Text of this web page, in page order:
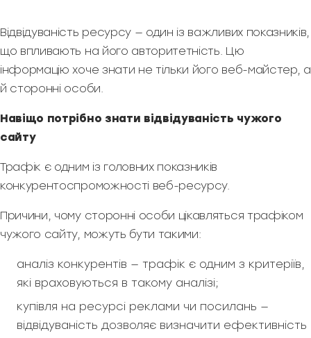
Відвідуваність ресурсу — один із важливих показників,
що впливають на його авторитетність. Цю
інформацію хоче знати не тільки його веб-майстер, а
й сторонні особи.
Навіщо потрібно знати відвідуваність чужого
сайту
Трафік є одним із головних показників
конкурентоспроможності веб-ресурсу.
Причини, чому сторонні особи цікавляться трафіком
чужого сайту, можуть бути такими:
аналіз конкурентів — трафік є одним з критеріїв,
які враховуються в такому аналізі;
купівля на ресурсі реклами чи посилань —
відвідуваність дозволяє визначити ефективність